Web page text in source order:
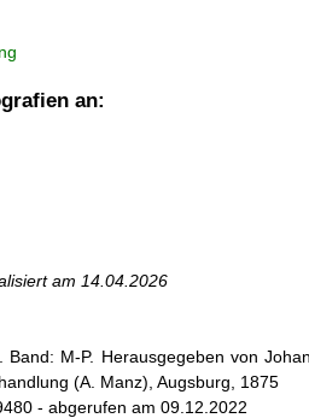
an:
am 14.04.2026
M-P. Herausgegeben von
(A. Manz), Augsburg, 1875
- abgerufen am 09.12.2022